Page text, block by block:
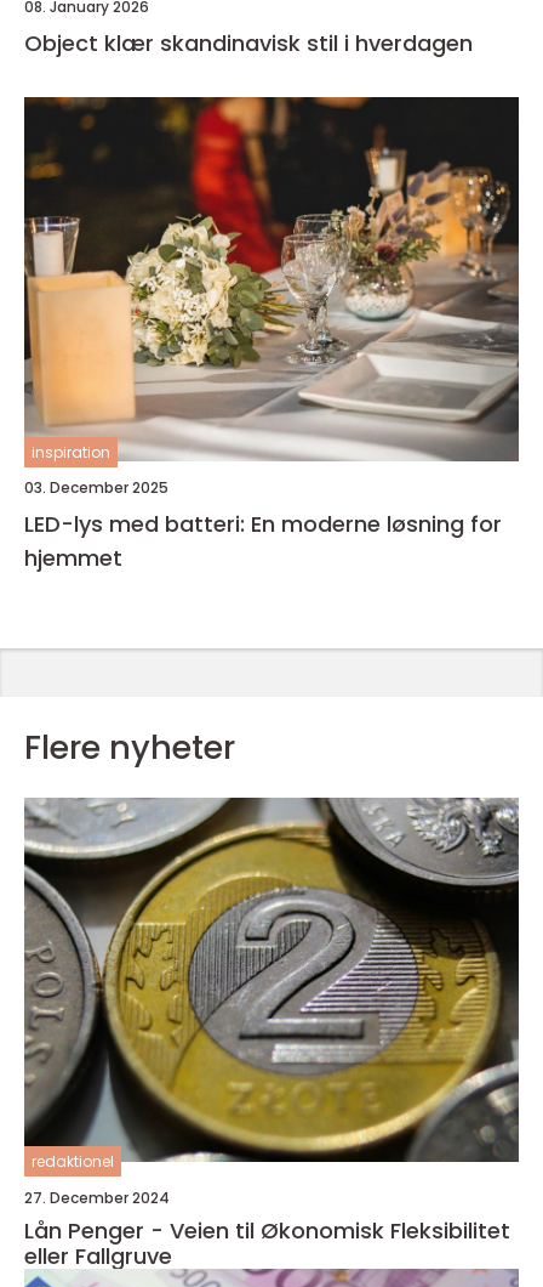
08. January 2026
Object klær skandinavisk stil i hverdagen
inspiration
03. December 2025
LED-lys med batteri: En moderne løsning for
hjemmet
Flere nyheter
redaktionel
27. December 2024
Lån Penger - Veien til Økonomisk Fleksibilitet
eller Fallgruve